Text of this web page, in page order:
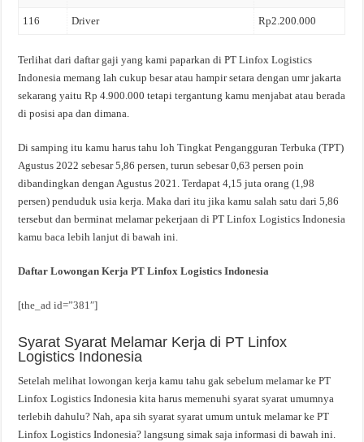
116 Driver Rp2.200.000
Terlihat dari daftar gaji yang kami paparkan di PT Linfox Logistics
Indonesia memang lah cukup besar atau hampir setara dengan umr jakarta
sekarang yaitu Rp 4.900.000 tetapi tergantung kamu menjabat atau berada
di posisi apa dan dimana.
Di samping itu kamu harus tahu loh Tingkat Pengangguran Terbuka (TPT)
Agustus 2022 sebesar 5,86 persen, turun sebesar 0,63 persen poin
dibandingkan dengan Agustus 2021. Terdapat 4,15 juta orang (1,98
persen) penduduk usia kerja. Maka dari itu jika kamu salah satu dari 5,86
tersebut dan berminat melamar pekerjaan di PT Linfox Logistics Indonesia
kamu baca lebih lanjut di bawah ini.
Daftar Lowongan Kerja PT Linfox Logistics Indonesia
[the_ad id=”381″]
Syarat Syarat Melamar Kerja di PT Linfox
Logistics Indonesia
Setelah melihat lowongan kerja kamu tahu gak sebelum melamar ke PT
Linfox Logistics Indonesia kita harus memenuhi syarat syarat umumnya
terlebih dahulu? Nah, apa sih syarat syarat umum untuk melamar ke PT
Linfox Logistics Indonesia? langsung simak saja informasi di bawah ini.